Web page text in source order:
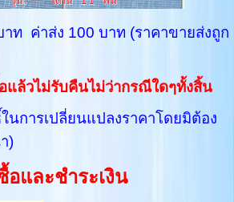
าส่ง 100 บาท (ราคาขายส่งถูก
แล้วไม่รับคืนไม่ว่ากรณีใดๆทั้งสิ้น
นการเปลี่ยนแปลงราคาโดยมิต้อง
)
และชำระเงิน